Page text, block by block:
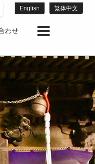
わせ
English 繁体中文